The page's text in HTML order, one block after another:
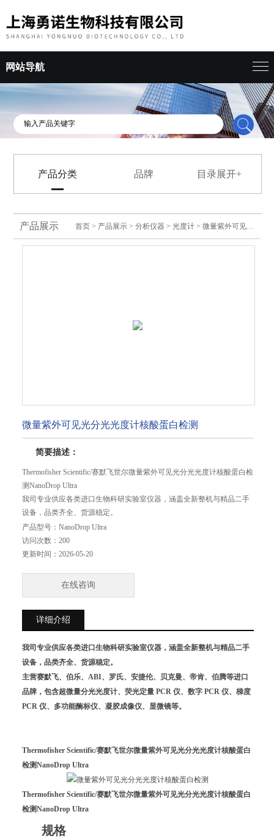
网站导航
产品分类 品牌 目录展开+
产品展示 首页 > 产品展示 >分析仪器 >光度计 > 微量紫外可见光分光光度计核酸蛋白检测
微量紫外可见光分光光度计核酸蛋白检测
简要描述：
Thermofisher Scientific/赛默飞世尔微量紫外可见光分光光度计核酸蛋白检
测NanoDrop Ultra
我司专业供应各类进口生物科研实验室仪器，涵盖全新整机与精品二手
设备，品类齐全、货源稳定。
主营赛默飞、伯乐、ABI、罗氏、安捷伦、贝克曼、帝肯、伯腾等进口
品牌，包含超微量分光光度计、荧光定量 PCR 仪、数字 PCR 仪、梯度
PCR 仪、多功能酶标仪、凝胶成像仪、显微镜等。
产品型号： NanoDrop Ultra
访问次数： 200
更新时间： 2026-05-20
在线咨询
详细介绍
我司专业供应各类进口生物科研实验室仪器，涵盖全新整机与精品二手
设备，品类齐全、货源稳定。
主营赛默飞、伯乐、ABI、罗氏、安捷伦、贝克曼、帝肯、伯腾等进口
品牌，包含超微量分光光度计、荧光定量 PCR 仪、数字 PCR 仪、梯度
PCR 仪、多功能酶标仪、凝胶成像仪、显微镜等。
Thermofisher Scientific/赛默飞世尔微量紫外可见光分光光度计核酸蛋白
检测NanoDrop Ultra
Thermofisher Scientific/赛默飞世尔微量紫外可见光分光光度计核酸蛋白
检测NanoDrop Ultra
规格